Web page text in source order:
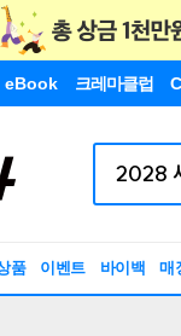
eBook 크레마클럽
품 이벤트 바이백 매